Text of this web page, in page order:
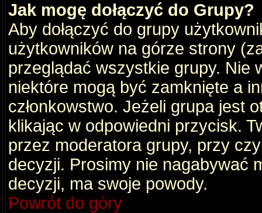
Jak mogę dołączyć do Grupy?
Aby dołączyć do grupy
użytkowników na górze strony
przeglądać wszystkie grupy. Nie
niektóre mogą być zamknięte a
członkowstwo. Jeżeli grupa jest
klikając w odpowiedni przycisk.
przez moderatora grupy, przy
decyzji. Prosimy nie nagabywać
decyzji, ma swoje powody.
Powrót do góry